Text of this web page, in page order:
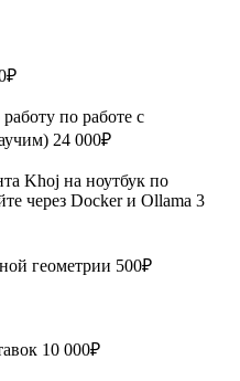
по работе с
24 000₽
Khoj на ноутбук по
через Docker и Ollama 3
геометрии 500₽
10 000₽